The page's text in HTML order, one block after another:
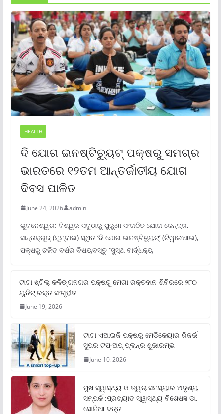
HEALTH
ଦି ଯୋଗ ଇନଷ୍ଟିଚ୍ୟୁଟ୍ ପକ୍ଷରୁ ସମଗ୍ର
ଭାରତରେ ୧୨ତମ ଆନ୍ତର୍ଜାତୀୟ ଯୋଗ
ଦିବସ ପାଳିତ
June 24, 2026 admin
ଭୁବନେଶ୍ୱର: ବିଶ୍ୱର ସବୁଠାରୁ ପୁରୁଣା ସଂଗଠିତ ଯୋଗ କେନ୍ଦ୍ର,
ସାନ୍ତାକ୍ରୁଜ୍ (ମୁମ୍ବାଇ) ସ୍ଥିତ ‘ଦି ଯୋଗ ଇନଷ୍ଟିଚ୍ୟୁଟ୍‌’ (ଟିୱାଇଆଇ),
ପକ୍ଷରୁ ଚଳିତ ବର୍ଷର ବିଷୟବସ୍ତୁ “ସୁସ୍ଥ ବାର୍ଦ୍ଧକ୍ୟ
ଟାଟା ଷ୍ଟିଲ୍‌ କଳିଙ୍ଗନଗର ପକ୍ଷରୁ ମେଗା ରକ୍ତଦାନ ଶିବିରରେ ୨୮୦
ୟୁନିଟ୍‌ ରକ୍ତ ସଂଗୃହୀତ
June 19, 2026
ଟାଟା ଏଆଇଜି ପକ୍ଷରୁ ମେଡିକେୟାର ରିଜର୍ଭ
ସୁପର ଟପ୍‌-ଅପ୍ ପ୍ଲାନ୍‌ର ଶୁଭାରମ୍ଭ
June 10, 2026
ମୁଖ ସ୍ୱାସ୍ଥ୍ୟ ଓ ତ୍ୱଚା ସମସ୍ୟାର ଅଦୃଶ୍ୟ
ସମ୍ପର୍କ :ପ୍ରଖ୍ୟାତ ସ୍ୱାସ୍ଥ୍ୟ ବିଶେଷଜ୍ଞ ଡା.
ସୋନିଆ ଦତ୍ତ